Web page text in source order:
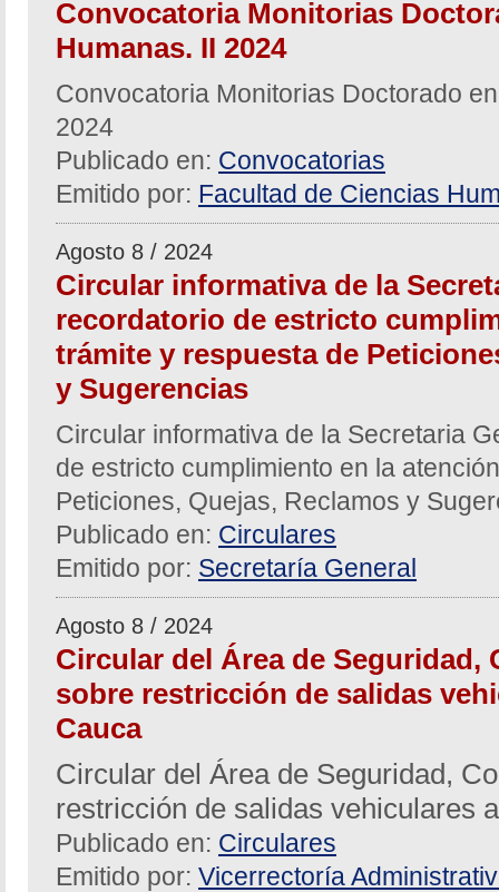
Convocatoria Monitorias
Humanas. II 2024
Convocatoria Monitorias Doctorado
2024
Publicado en: Convocatorias
Emitido por: Facultad de Ciencias
Agosto 8 / 2024
Circular informativa de la
recordatorio de estricto
trámite y respuesta de
y Sugerencias
Circular informativa de la Secretaria
de estricto cumplimiento en la
Peticiones, Quejas, Reclamos y
Publicado en: Circulares
Emitido por: Secretaría General
Agosto 8 / 2024
Circular del Área de Seguridad,
sobre restricción de salidas
Cauca
Circular del Área de Seguridad,
restricción de salidas vehiculares
Publicado en: Circulares
Emitido por: Vicerrectoría